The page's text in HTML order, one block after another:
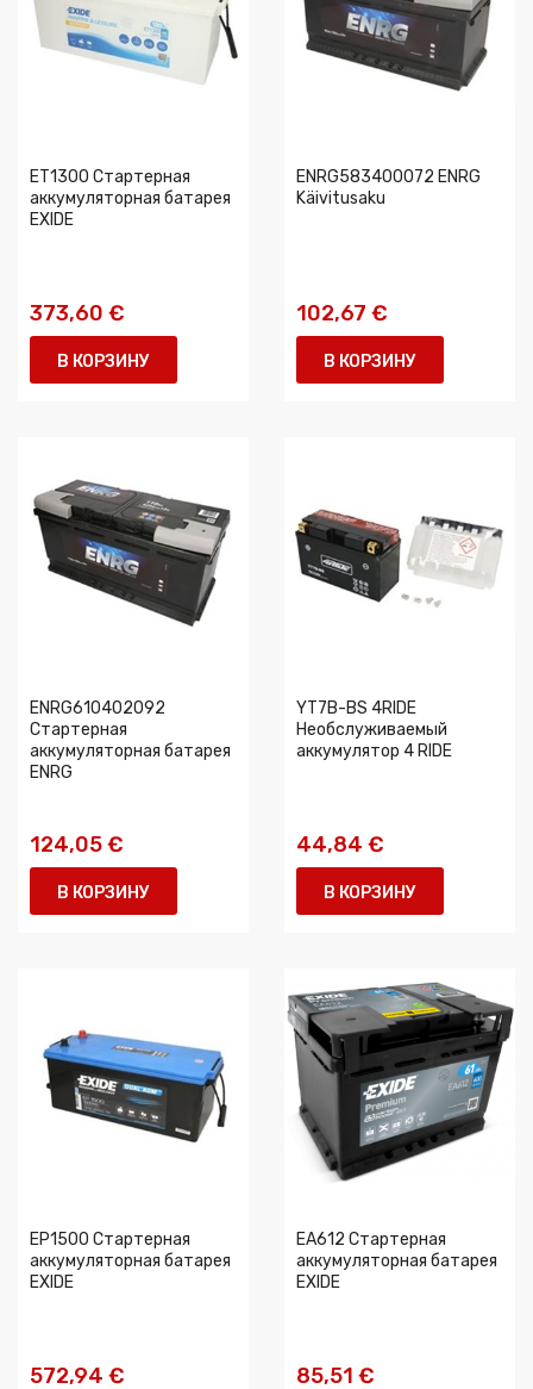
ET1300 Стартерная
аккумуляторная батарея
EXIDE
373,60 €
В КОРЗИНУ
ENRG583400072 ENRG
Käivitusaku
102,67 €
В КОРЗИНУ
ENRG610402092
Стартерная
аккумуляторная батарея
ENRG
124,05 €
В КОРЗИНУ
YT7B-BS 4RIDE
Необслуживаемый
аккумулятор 4 RIDE
44,84 €
В КОРЗИНУ
EP1500 Стартерная
аккумуляторная батарея
EXIDE
572,94 €
EA612 Стартерная
аккумуляторная батарея
EXIDE
85,51 €